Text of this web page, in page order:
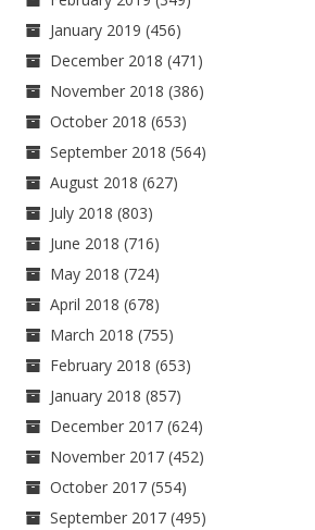
January 2019 (456)
December 2018 (471)
November 2018 (386)
October 2018 (653)
September 2018 (564)
August 2018 (627)
July 2018 (803)
June 2018 (716)
May 2018 (724)
April 2018 (678)
March 2018 (755)
February 2018 (653)
January 2018 (857)
December 2017 (624)
November 2017 (452)
October 2017 (554)
September 2017 (495)